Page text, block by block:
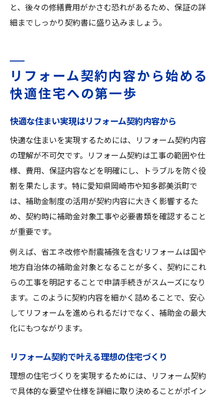
と、後々の修繕費用がかさむ恐れがあるため、保証の詳
細までしっかり契約書に盛り込みましょう。
リフォーム契約内容から始める
快適住宅への第一歩
快適な住まい実現はリフォーム契約内容から
快適な住まいを実現するためには、リフォーム契約内容
の理解が不可欠です。リフォーム契約は工事の範囲や仕
様、費用、保証内容などを明確にし、トラブルを防ぐ役
割を果たします。特に愛知県岡崎市や知多郡美浜町で
は、補助金制度の活用が契約内容に大きく影響するた
め、契約時に補助金対象工事や必要書類を確認すること
が重要です。
例えば、省エネ改修や耐震補強を含むリフォームは国や
地方自治体の補助金対象となることが多く、契約にこれ
らの工事を明記することで申請手続きがスムーズになり
ます。このように契約内容を細かく詰めることで、安心
してリフォームを進められるだけでなく、補助金の最大
化にもつながります。
リフォーム契約で叶える理想の住宅づくり
理想の住宅づくりを実現するためには、リフォーム契約
で具体的な要望や仕様を詳細に取り決めることがポイン